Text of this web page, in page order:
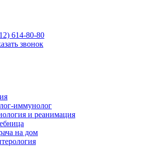
614-80-80
звонок
иммунолог
и реанимация
на дом